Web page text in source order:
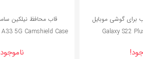
برای گوشی موبایل
5G Camshield Case